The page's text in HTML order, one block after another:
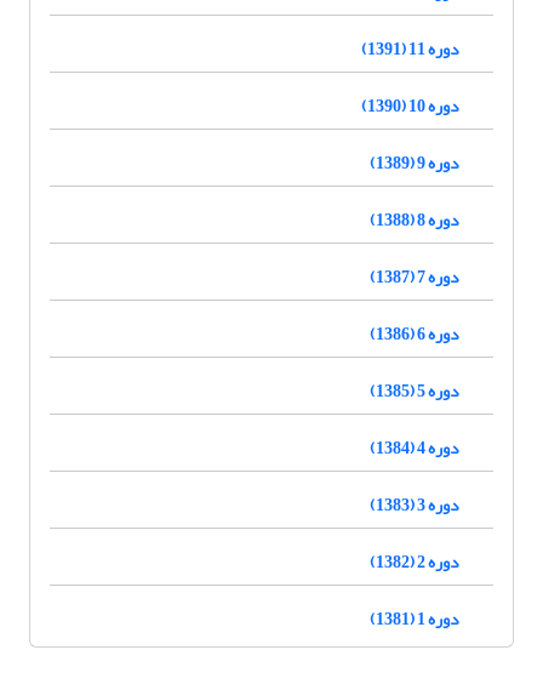
دوره 11 (1391)
دوره 10 (1390)
دوره 9 (1389)
دوره 8 (1388)
دوره 7 (1387)
دوره 6 (1386)
دوره 5 (1385)
دوره 4 (1384)
دوره 3 (1383)
دوره 2 (1382)
دوره 1 (1381)